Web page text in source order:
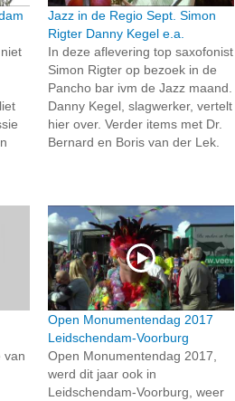
Jazz in de Regio Sept. Simon
Rigter Danny Kegel e.a.
In deze aflevering top saxofonist
Simon Rigter op bezoek in de
Pancho bar ivm de Jazz maand.
Danny Kegel, slagwerker, vertelt
hier over. Verder items met Dr.
Bernard en Boris van der Lek.
van
Open Monumentendag 2017
Leidschendam-Voorburg
Open Monumentendag 2017,
werd dit jaar ook in
Leidschendam-Voorburg, weer